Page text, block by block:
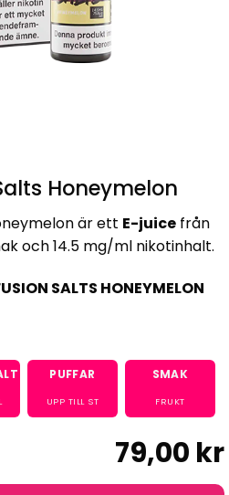
Honeymelon
är ett E-juice från
och 14.5 mg/ml nikotinhalt.
SALTS HONEYMELON
PUFFAR
UPP TILL ST
SMAK
FRUKT
79,00 kr